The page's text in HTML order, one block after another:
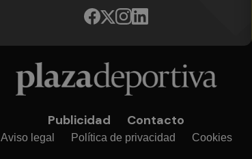
Publicidad Contacto
Aviso legal Política de privacidad Cookies